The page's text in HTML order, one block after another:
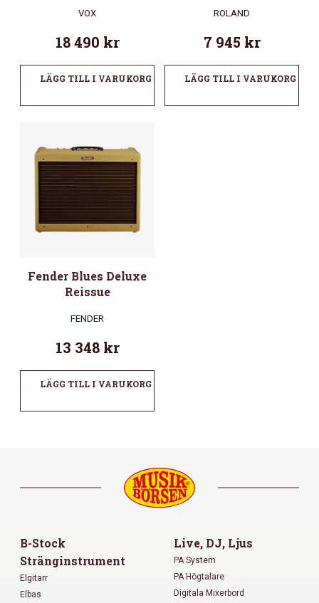
VOX
18 490 kr
LÄGG TILL I VARUKORG
ROLAND
7 945 kr
LÄGG TILL I VARUKORG
Fender Blues Deluxe
Reissue
FENDER
13 348 kr
LÄGG TILL I VARUKORG
B-Stock
Stränginstrument
Elgitarr
Elbas
Live, DJ, Ljus
PA System
PA Högtalare
Digitala Mixerbord